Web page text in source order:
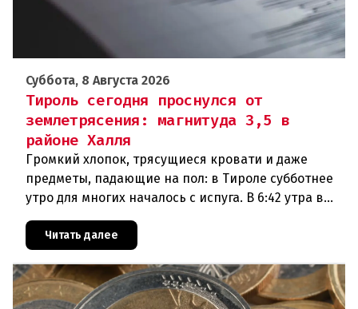
Суббота, 8 Августа 2026
Тироль сегодня проснулся от
землетрясения: магнитуда 3,5 в
районе Халля
Громкий хлопок, трясущиеся кровати и даже
предметы, падающие на пол: в Тироле субботнее
утро для многих началось с испуга. В 6:42 утра в
сейсмологовПо данны
Читать далее